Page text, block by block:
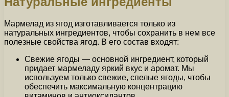
Мармелад из ягод изготавливается только из
натуральных ингредиентов, чтобы сохранить в нем все
полезные свойства ягод. В его состав входят:
Свежие ягоды — основной ингредиент, который
придает мармеладу яркий вкус и аромат. Мы
используем только свежие, спелые ягоды, чтобы
обеспечить максимальную концентрацию